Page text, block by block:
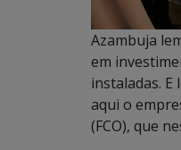
Azambuja
em
instaladas.
aqui o
(FCO), que